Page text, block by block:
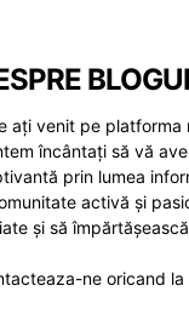
ați venit pe
încântați să vă
prin lumea
activă și
și să
ne oricand la